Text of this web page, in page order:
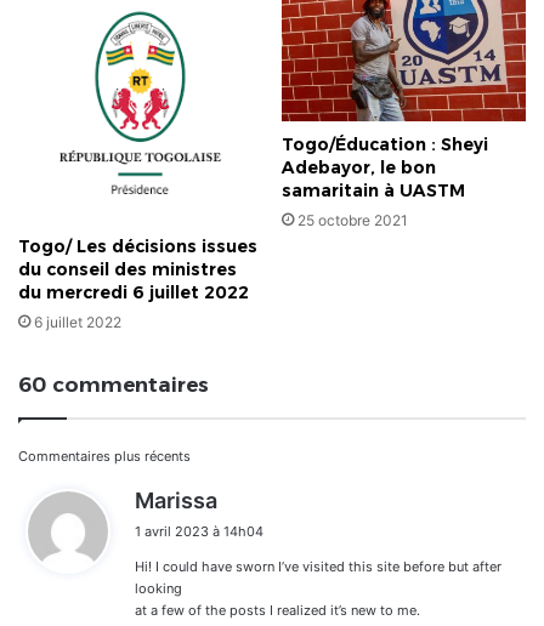
Togo/ Les décisions issues
du conseil des ministres
du mercredi 6 juillet 2022
6 juillet 2022
Togo/Éducation : Sheyi
Adebayor, le bon
samaritain à UASTM
25 octobre 2021
60 commentaires
Navigation
dans
les
commentaires
Commentaires plus récents
Marissa
t
1 avril 2023 à 14h04
Hi! I could have sworn I’ve visited this site before but after
looking
at a few of the posts I realized it’s new to me.